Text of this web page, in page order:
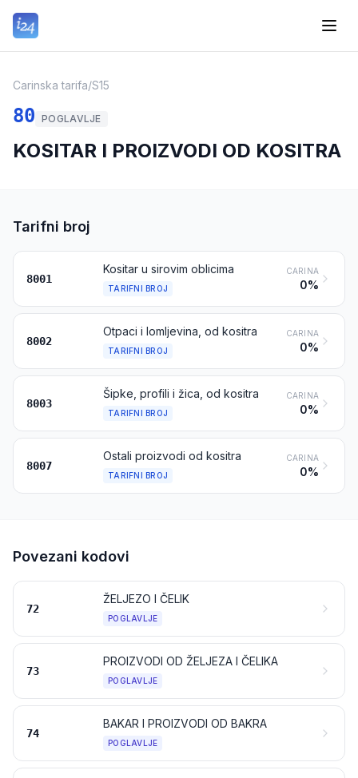
Carinska tarifa/S15
80 POGLAVLJE
KOSITAR I PROIZVODI OD KOSITRA
Tarifni broj
8001
Kositar u sirovim oblicima
TARIFNI BROJ
CARINA
0%
8002
Otpaci i lomljevina, od kositra
TARIFNI BROJ
CARINA
0%
8003
Šipke, profili i žica, od kositra
TARIFNI BROJ
CARINA
0%
8007
Ostali proizvodi od kositra
TARIFNI BROJ
CARINA
0%
Povezani kodovi
72
ŽELJEZO I ČELIK
POGLAVLJE
73
PROIZVODI OD ŽELJEZA I ČELIKA
POGLAVLJE
74
BAKAR I PROIZVODI OD BAKRA
POGLAVLJE